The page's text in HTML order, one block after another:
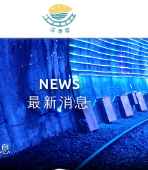
深澳鐵道自行
NEWS
最新消息